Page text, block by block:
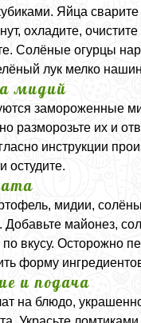
Яйца сварите
охладите,
Солёные огурцы
лук мелко
мидий
замороженные
разморозьте их и
инструкции
остудите.
мидии,
Добавьте майонез,
вкусу. Осторожно
форму
и подача
на блюдо,